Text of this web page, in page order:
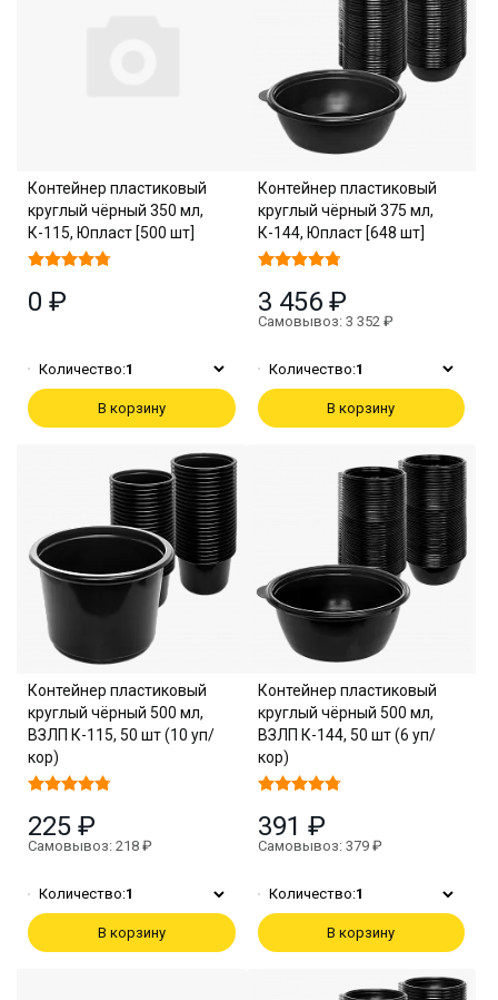
Контейнер пластиковый
круглый чёрный 350 мл,
К-115, Юпласт [500 шт]
0 ₽
Количество:1
В корзину
Контейнер пластиковый
круглый чёрный 375 мл,
К-144, Юпласт [648 шт]
3 456 ₽
Самовывоз: 3 352 ₽
Количество:1
В корзину
Контейнер пластиковый
круглый чёрный 500 мл,
ВЗЛП К-115, 50 шт (10 уп/
кор)
225 ₽
Самовывоз: 218 ₽
Количество:1
В корзину
Контейнер пластиковый
круглый чёрный 500 мл,
ВЗЛП К-144, 50 шт (6 уп/
кор)
391 ₽
Самовывоз: 379 ₽
Количество:1
В корзину